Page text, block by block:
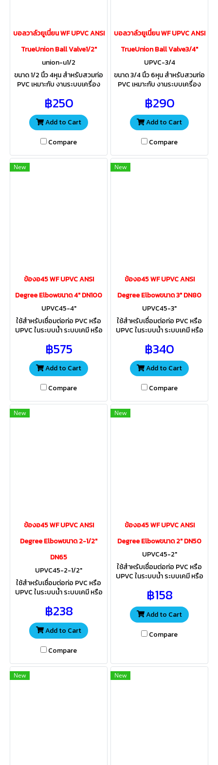
บอลวาล์วยูเนี่ยน WF UPVC ANSI
TrueUnion Ball Valve1/2"
union-u1/2
ขนาด 1/2 นิ้ว 4หุน สำหรับสวมท่อ
PVC เหมาะกับ งานระบบเครื่อง
สระว่ายน้ำ ผลิตจากวัสดุUPVC
ทนกรด-ด่าง
฿250
Add to Cart
Compare
บอลวาล์วยูเนี่ยน WF UPVC ANSI
TrueUnion Ball Valve3/4"
UPVC-3/4
ขนาด 3/4 นิ้ว 6หุน สำหรับสวมท่อ
PVC เหมาะกับ งานระบบเครื่อง
สระว่ายน้ำ ผลิตจากวัสดุUPVC
ทนกรด-ด่าง
฿290
Add to Cart
Compare
New
ข้องอ45 WF UPVC ANSI
Degree Elbowขนาด 4" DN100
UPVC45-4"
ใช้สำหรับเชื่อมต่อท่อ PVC หรือ
UPVC ในระบบน้ำ ระบบเคมี หรือ
แข็งแรงมาก จึงมีอายุการใช้งาน
฿575
Add to Cart
Compare
New
ข้องอ45 WF UPVC ANSI
Degree Elbowขนาด 3" DN80
UPVC45-3"
ใช้สำหรับเชื่อมต่อท่อ PVC หรือ
UPVC ในระบบน้ำ ระบบเคมี หรือ
แข็งแรงมาก จึงมีอายุการใช้งาน
฿340
Add to Cart
Compare
New
ข้องอ45 WF UPVC ANSI
Degree Elbowขนาด 2-1/2"
DN65
UPVC45-2-1/2"
ใช้สำหรับเชื่อมต่อท่อ PVC หรือ
UPVC ในระบบน้ำ ระบบเคมี หรือ
แข็งแรงมาก จึงมีอายุการใช้งาน
ยาวนาน
฿238
Add to Cart
Compare
New
ข้องอ45 WF UPVC ANSI
Degree Elbowขนาด 2" DN50
UPVC45-2"
ใช้สำหรับเชื่อมต่อท่อ PVC หรือ
UPVC ในระบบน้ำ ระบบเคมี หรือ
แข็งแรงมาก จึงมีอายุการใช้งาน
ยาวนาน
฿158
Add to Cart
Compare
New New